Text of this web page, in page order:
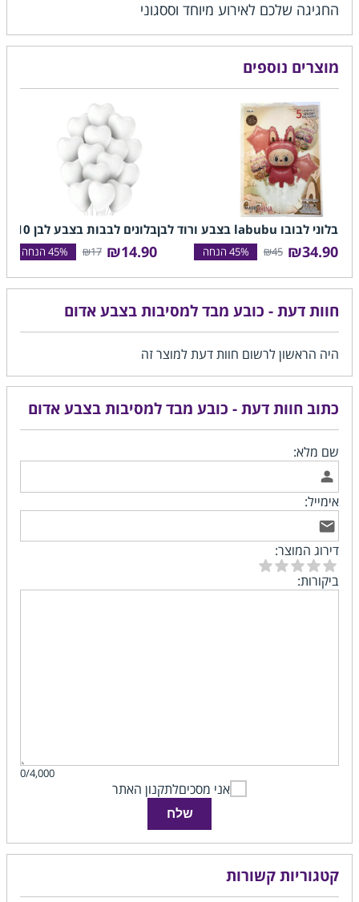
החגיגה שלכם לאירוע מיוחד וססגוני
חוות דעת - כובע מבד למסיבות בצבע אדום
היה הראשון לרשום חוות דעת למוצר זה
כתוב חוות דעת - כובע מבד למסיבות בצבע אדום
שם מלא:
אימייל:
דירוג המוצר:
ביקורות:
0/4,000
אני מסכיםלתקנון האתר
שלח
מוצרים נוספים
בלוני לבובו labubu בצבע ורוד לבן
₪34.90
₪45
בלונים לבבות בצבע לבן 10 יחידות
₪14.90
₪17
קטגוריות קשורות